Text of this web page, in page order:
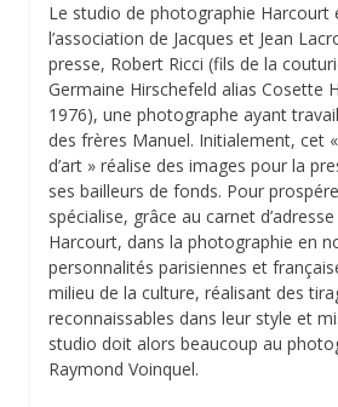
Le studio de photographie Harcourt
l’association de Jacques et Jean
presse, Robert Ricci (fils de la
Germaine Hirschefeld alias Cosette
1976), une photographe ayant
des frères Manuel. Initialement, cet
d’art » réalise des images pour la
ses bailleurs de fonds. Pour
spécialise, grâce au carnet
Harcourt, dans la photographie en
personnalités parisiennes et
milieu de la culture, réalisant des
reconnaissables dans leur style et
studio doit alors beaucoup au
Raymond Voinquel.